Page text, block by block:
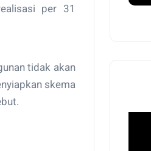
per 31
tidak akan
skema